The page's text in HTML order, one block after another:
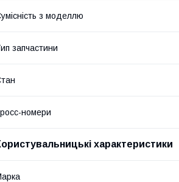
з моделлю
запчастини
номери
характеристики